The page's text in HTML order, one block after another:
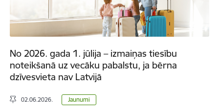
No 2026. gada 1. jūlija – izmaiņas tiesību
noteikšanā uz vecāku pabalstu, ja bērna
dzīvesvieta nav Latvijā
02.06.2026. Jaunumi